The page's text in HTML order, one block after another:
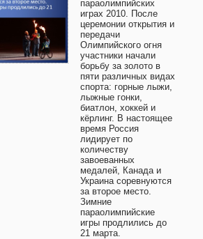
параолимпийских
играх 2010. После
церемонии открытия и
передачи
Олимпийского огня
участники начали
борьбу за золото в
пяти различных видах
спорта: горные лыжи,
лыжные гонки,
биатлон, хоккей и
кёрлинг. В настоящее
время Россия
лидирует по
количеству
завоеванных
медалей, Канада и
Украина соревнуются
за второе место.
Зимние
параолимпийские
игры продлились до
21 марта.